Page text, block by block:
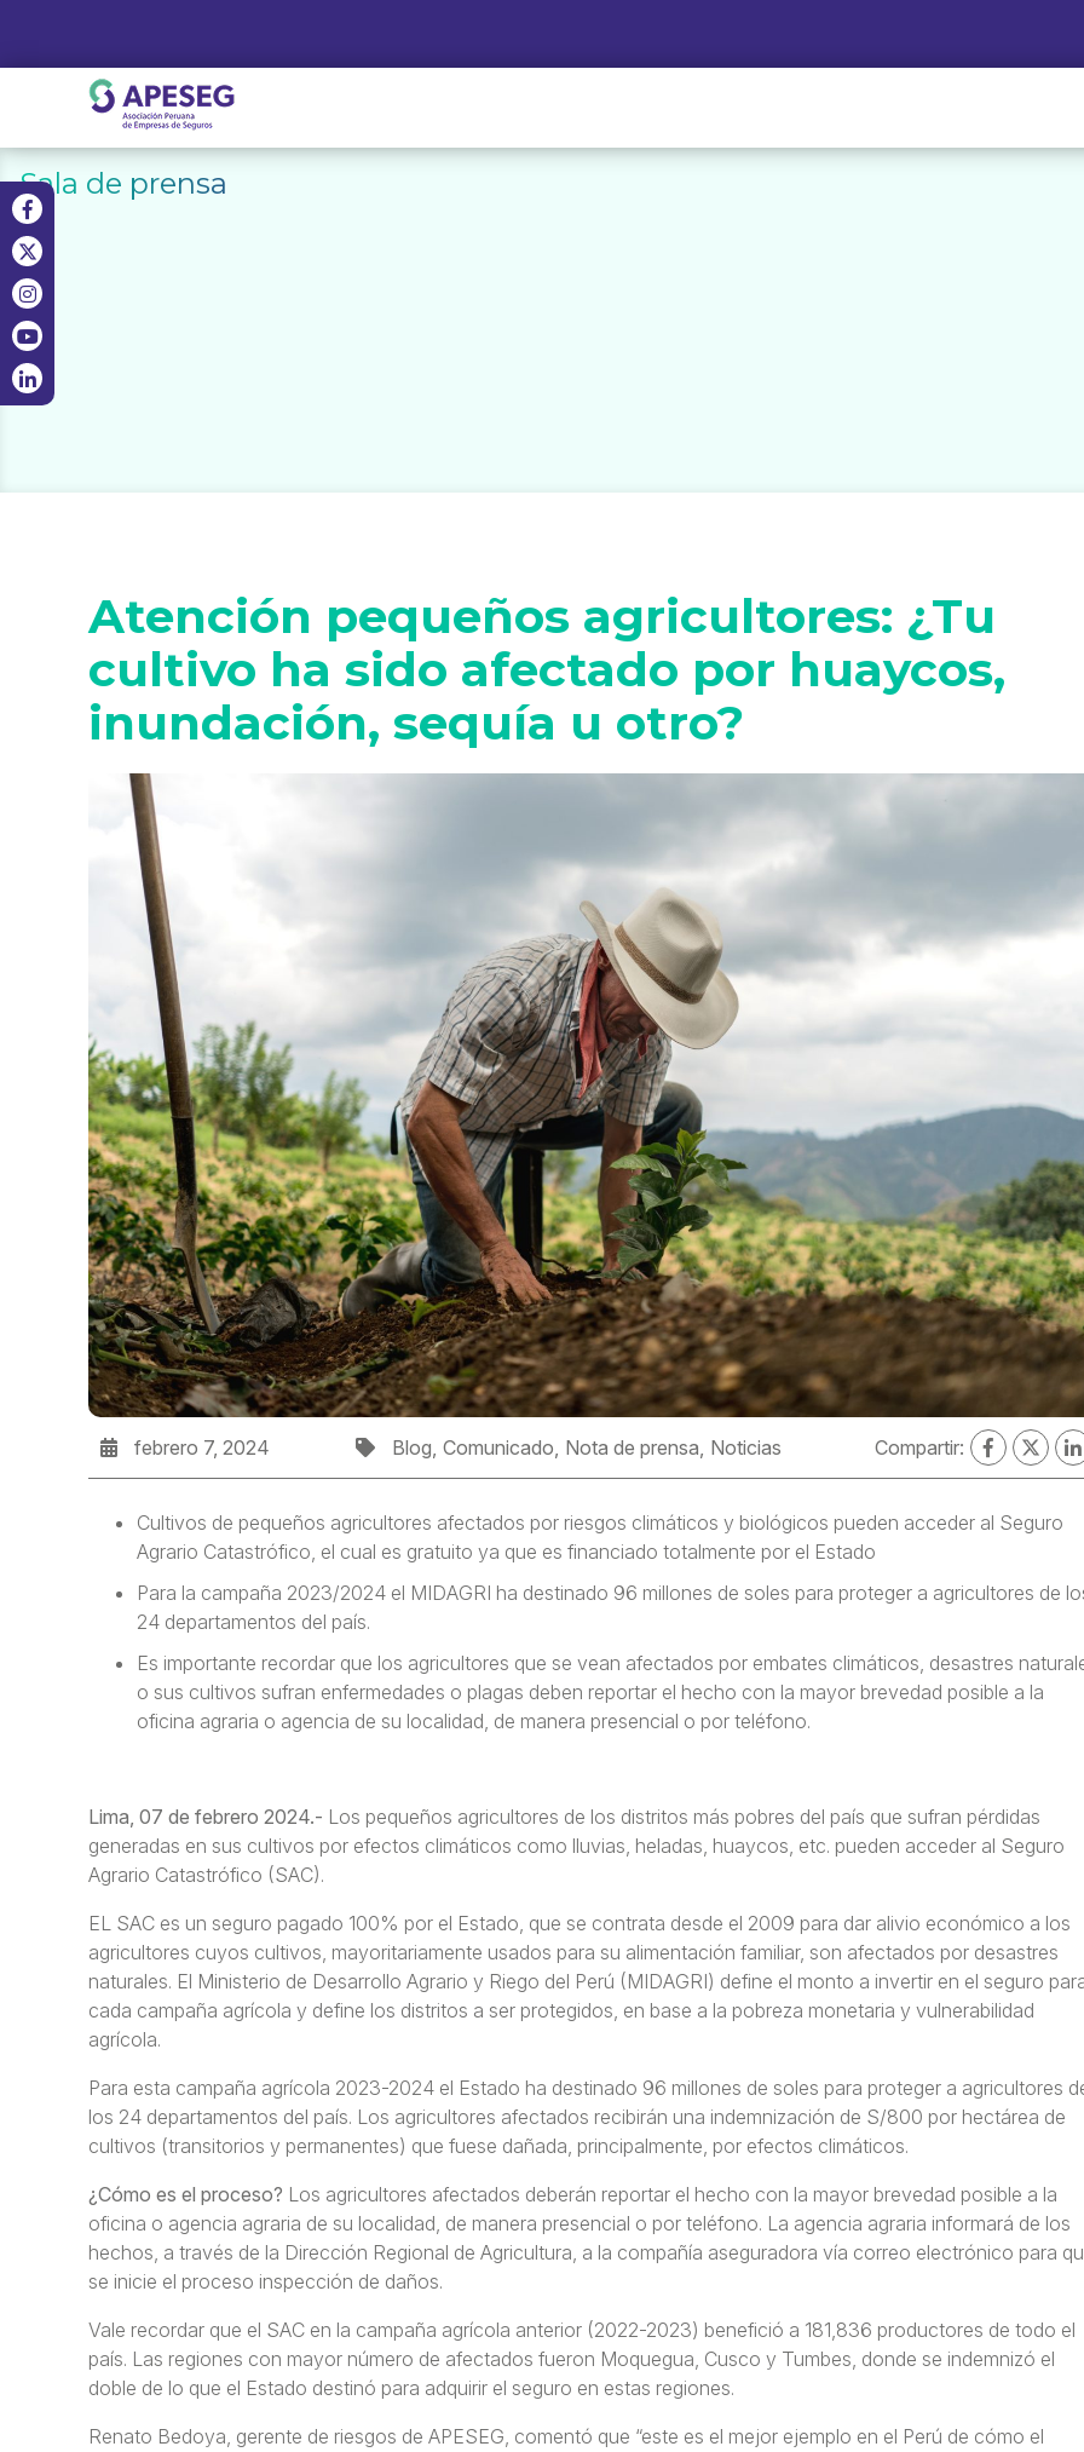
content
APESEG
Sala de prensa
Atención pequeños agricultores: ¿Tu
cultivo ha sido afectado por huaycos,
inundación, sequía u otro?
febrero 7, 2024 Blog Comunicado Nota de prensa Noticias Compartir:
Cultivos de pequeños agricultores afectados por riesgos climáticos y biológicos pueden acceder al Seguro
Agrario Catastrófico, el cual es gratuito ya que es financiado totalmente por el Estado
Para la campaña 2023/2024 el MIDAGRI ha destinado 96 millones de soles para proteger a agricultores de
24 departamentos del país.
Es importante recordar que los agricultores que se vean afectados por embates climáticos, desastres
o sus cultivos sufran enfermedades o plagas deben reportar el hecho con la mayor brevedad posible a la
oficina agraria o agencia de su localidad, de manera presencial o por teléfono.
Lima, 07 de febrero 2024.- Los pequeños agricultores de los distritos más pobres del país que sufran pérdidas
generadas en sus cultivos por efectos climáticos como lluvias, heladas, huaycos, etc. pueden acceder al Seguro
Agrario Catastrófico (SAC).
EL SAC es un seguro pagado 100% por el Estado, que se contrata desde el 2009 para dar alivio económico a los
agricultores cuyos cultivos, mayoritariamente usados para su alimentación familiar, son afectados por desastres
naturales. El Ministerio de Desarrollo Agrario y Riego del Perú (MIDAGRI) define el monto a invertir en el seguro
cada campaña agrícola y define los distritos a ser protegidos, en base a la pobreza monetaria y vulnerabilidad
agrícola.
Para esta campaña agrícola 2023-2024 el Estado ha destinado 96 millones de soles para proteger a agricultores
los 24 departamentos del país. Los agricultores afectados recibirán una indemnización de S/800 por hectárea de
cultivos (transitorios y permanentes) que fuese dañada, principalmente, por efectos climáticos.
¿Cómo es el proceso? Los agricultores afectados deberán reportar el hecho con la mayor brevedad posible a la
oficina o agencia agraria de su localidad, de manera presencial o por teléfono. La agencia agraria informará de los
hechos, a través de la Dirección Regional de Agricultura, a la compañía aseguradora vía correo electrónico para
se inicie el proceso inspección de daños.
Vale recordar que el SAC en la campaña agrícola anterior (2022-2023) benefició a 181,836 productores de todo el
país. Las regiones con mayor número de afectados fueron Moquegua, Cusco y Tumbes, donde se indemnizó el
doble de lo que el Estado destinó para adquirir el seguro en estas regiones.
Renato Bedoya, gerente de riesgos de APESEG, comentó que “este es el mejor ejemplo en el Perú de cómo el